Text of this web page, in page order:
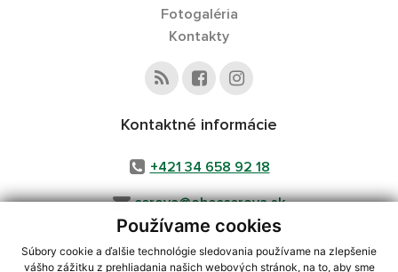
Používame cookies
Súbory cookie a ďalšie technológie sledovania používame na zlepšenie
vášho zážitku z prehliadania našich webových stránok, na to, aby sme
Fotogaléria
Kontakty
Kontaktné informácie
+421 34 658 92 18
cerova@obeccerova.sk